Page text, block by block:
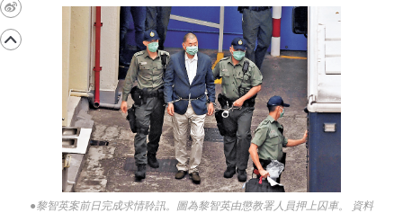
●黎智英案前日完成求情聆訊。圖為黎智英由懲教署人員押上囚車。 資料